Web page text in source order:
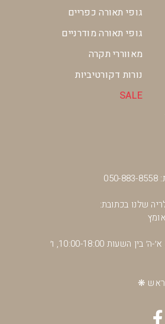
גופי תאורה כפריים
גופי תאורה מודרניים
מאווררי תקרה
נורות דקורטיביות
SALE
שלנו בכתובת:
ימים ושעות פעילות: א׳-ה׳ בין השעות 10:00-18:00, ו׳
❋